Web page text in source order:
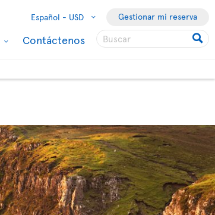
Español - USD Gestionar mi reserva
Contáctenos